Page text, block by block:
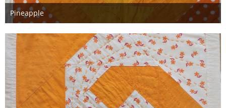
Pineapple
29. März 2022